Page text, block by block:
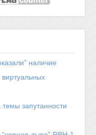
наличие
виртуальных
запутанности